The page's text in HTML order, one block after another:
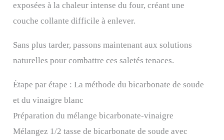
exposées à la chaleur intense du four, créant une
couche collante difficile à enlever.
Sans plus tarder, passons maintenant aux solutions
naturelles pour combattre ces saletés tenaces.
Étape par étape : La méthode du bicarbonate de soude
et du vinaigre blanc
Préparation du mélange bicarbonate-vinaigre
Mélangez 1/2 tasse de bicarbonate de soude avec